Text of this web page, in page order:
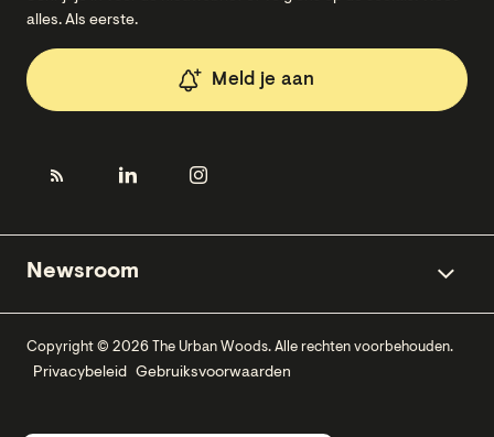
alles. Als eerste.
Meld je aan
Newsroom
Copyright © 2026 The Urban Woods. Alle rechten voorbehouden.
Privacybeleid Gebruiksvoorwaarden